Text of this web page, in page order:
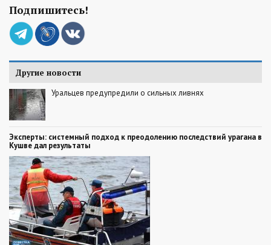
Подпишитесь!
Другие новости
Уральцев предупредили о сильных ливнях
Эксперты: системный подход к преодолению последствий урагана в
Кушве дал результаты